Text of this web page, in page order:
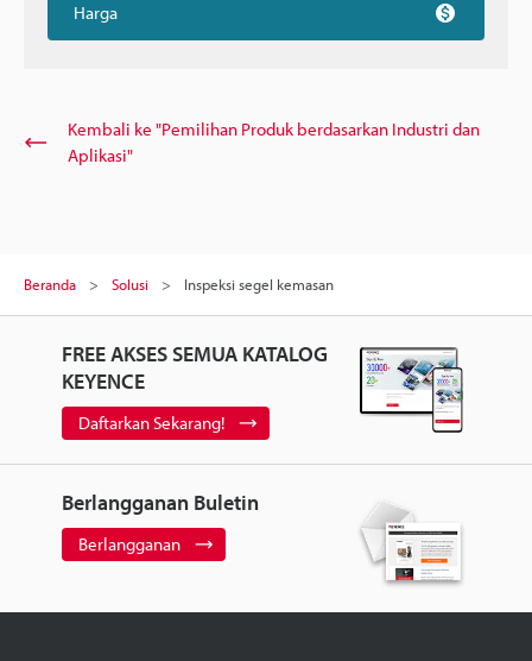
Harga
Kembali ke "Pemilihan Produk berdasarkan Industri dan
Aplikasi"
Beranda Solusi Inspeksi segel kemasan
FREE AKSES SEMUA KATALOG
KEYENCE
Daftarkan Sekarang!
Berlangganan Buletin
Berlangganan